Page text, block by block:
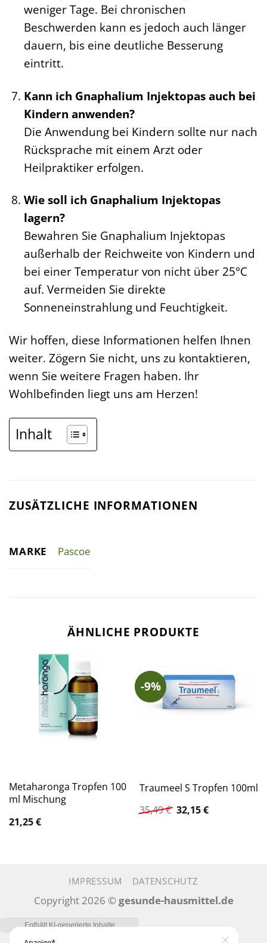
weniger Tage. Bei chronischen
Beschwerden kann es jedoch auch länger
dauern, bis eine deutliche Besserung
eintritt.
Kann ich Gnaphalium Injektopas auch bei
Kindern anwenden?
Die Anwendung bei Kindern sollte nur nach
Rücksprache mit einem Arzt oder
Heilpraktiker erfolgen.
Wie soll ich Gnaphalium Injektopas
lagern?
Bewahren Sie Gnaphalium Injektopas
außerhalb der Reichweite von Kindern und
bei einer Temperatur von nicht über 25°C
auf. Vermeiden Sie direkte
Sonneneinstrahlung und Feuchtigkeit.
Wir hoffen, diese Informationen helfen Ihnen
weiter. Zögern Sie nicht, uns zu kontaktieren,
wenn Sie weitere Fragen haben. Ihr
Wohlbefinden liegt uns am Herzen!
Inhalt
ZUSÄTZLICHE INFORMATIONEN
MARKE Pascoe
ÄHNLICHE PRODUKTE
Metaharonga Tropfen 100
ml Mischung
21,25€
-9%
Traumeel S Tropfen 100ml
35,49€ Ursprünglicher
Preis
32,15€Aktueller
IMPRESSUM DATENSCHUTZ
Copyright 2026 © gesunde-hausmittel.de